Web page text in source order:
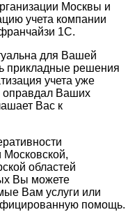
Москвы и
учета компании
1С.
для Вашей
прикладные решения
учета уже
оправдал Ваших
Вас к
Московской,
областей
Вы можете
Вам услуги или
помощь.